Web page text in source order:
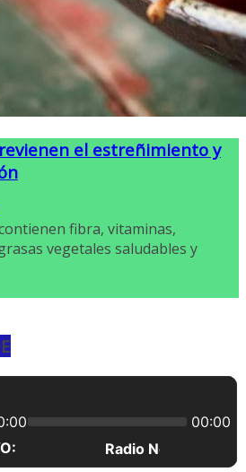
el estreñimiento y
fibra, vitaminas,
vegetales saludables y